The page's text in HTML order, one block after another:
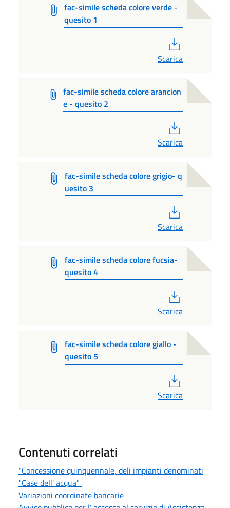
fac-simile scheda colore verde -
quesito 1
Scarica
fac-simile scheda colore arancion
e - quesito 2
Scarica
fac-simile scheda colore grigio- q
uesito 3
Scarica
fac-simile scheda colore fucsia-
quesito 4
Scarica
fac-simile scheda colore giallo -
quesito 5
Scarica
Contenuti correlati
"Concessione quinquennale, deli impianti denominati
"Case dell' acqua"
Variazioni coordinate bancarie